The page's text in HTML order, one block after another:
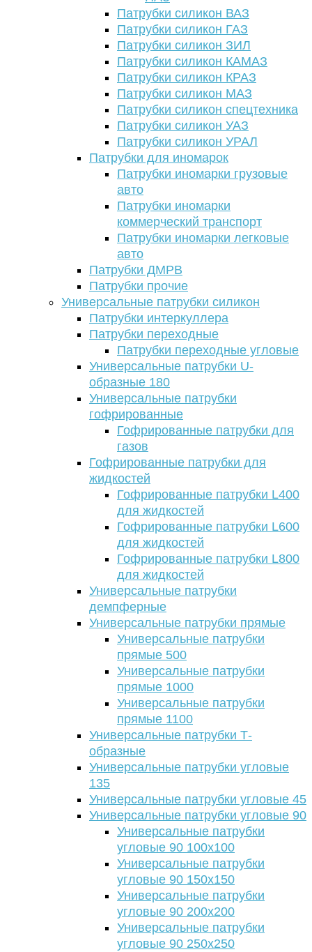
Патрубки силикон ВАЗ
Патрубки силикон ГАЗ
Патрубки силикон ЗИЛ
Патрубки силикон КАМАЗ
Патрубки силикон КРАЗ
Патрубки силикон МАЗ
Патрубки силикон спецтехника
Патрубки силикон УАЗ
Патрубки силикон УРАЛ
Патрубки для иномарок
Патрубки иномарки грузовые
авто
Патрубки иномарки
коммерческий транспорт
Патрубки иномарки легковые
авто
Патрубки ДМРВ
Патрубки прочие
Универсальные патрубки силикон
Патрубки интеркуллера
Патрубки переходные
Патрубки переходные угловые
Универсальные патрубки U-
образные 180
Универсальные патрубки
гофрированные
Гофрированные патрубки для
газов
Гофрированные патрубки для
жидкостей
Гофрированные патрубки L400
для жидкостей
Гофрированные патрубки L600
для жидкостей
Гофрированные патрубки L800
для жидкостей
Универсальные патрубки
демпферные
Универсальные патрубки прямые
Универсальные патрубки
прямые 500
Универсальные патрубки
прямые 1000
Универсальные патрубки
прямые 1100
Универсальные патрубки Т-
образные
Универсальные патрубки угловые
135
Универсальные патрубки угловые 45
Универсальные патрубки угловые 90
Универсальные патрубки
угловые 90 100х100
Универсальные патрубки
угловые 90 150х150
Универсальные патрубки
угловые 90 200х200
Универсальные патрубки
угловые 90 250х250